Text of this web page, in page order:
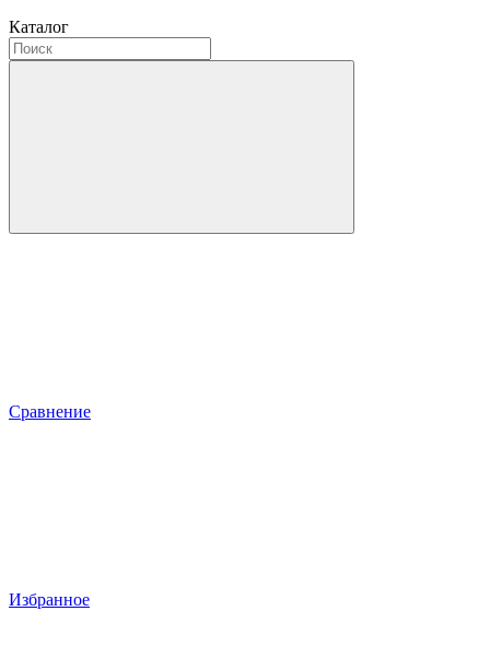
Каталог
Сравнение
Избранное